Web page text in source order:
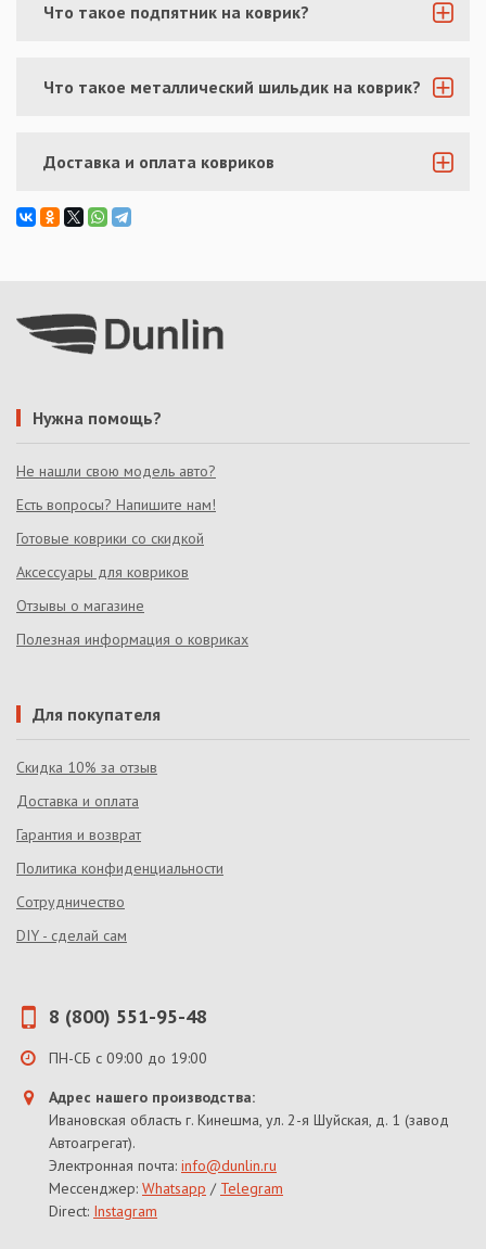
Что такое подпятник на коврик?
Что такое металлический шильдик на коврик?
Доставка и оплата ковриков
Нужна помощь?
Не нашли свою модель авто?
Есть вопросы? Напишите нам!
Готовые коврики со скидкой
Аксессуары для ковриков
Отзывы о магазине
Полезная информация о ковриках
Для покупателя
Скидка 10% за отзыв
Доставка и оплата
Гарантия и возврат
Политика конфиденциальности
Сотрудничество
DIY - сделай сам
8 (800) 551-95-48
ПН-СБ с 09:00 до 19:00
Адрес нашего производства:
Ивановская область г. Кинешма, ул. 2-я Шуйская, д. 1 (завод
Автоагрегат).
Электронная почта: info@dunlin.ru
Мессенджер: Whatsapp / Telegram
Direct: Instagram